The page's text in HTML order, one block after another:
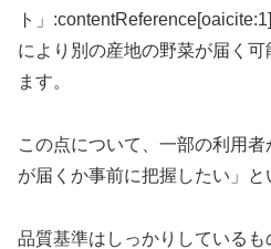
ト」
により別の産地の野菜が届く
ます。
この点について、一部の利用
が届くか事前に把握したい」と
品質基準はしっかりしている